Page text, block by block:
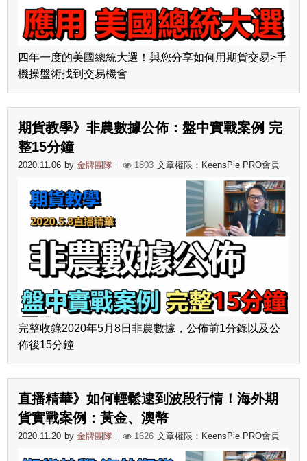
四年一度的美國總統大選！與您分享如何用期貨交易>手
機操盤術找到交易機會
期貨教學》非農數據公佈：盤中實戰案例 完
整15分鐘
2020.11.06 by 金牌團隊 1803 文章權限：KeensPie PRO會員
完整收錄2020年5月8日非農數據，公佈前1分錄以及公
佈後15分鐘
直播精華》如何輕鬆逮到波段行情！海外期
貨實戰案例：黃金、澳幣
2020.11.20 by 金牌團隊 1626 文章權限：KeensPie PRO會員